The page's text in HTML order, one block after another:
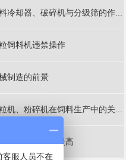
冷却器、破碎机与分级筛的作...
饲料机违禁操作
制造的前景
机、粉碎机在饲料生产中的关...
料产量怎么迅速提高
客服人员不在